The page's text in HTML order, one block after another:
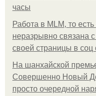
часы
Работа в MLM, то
неразрывно связана
своей страницы в соц
На шанхайской
Совершенно Новый
просто очередной